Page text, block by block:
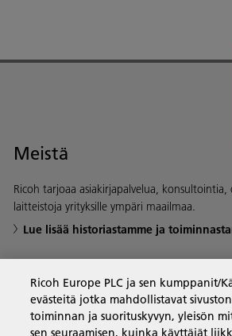
Meistä
Ricoh tarjoaa asiakirjapalvelua, konsultointia,
laitteistoja yrityksille ympäri maailmaa.
Lue lisää historiastamme ja
Yritysratkaisut
Ricoh Europe PLC ja sen kumppanit/
evästeitä jotka mahdollistavat
toiminnan ja suorituskyvyn, yleisön
sen seuraamisen, kuinka käyttäjät